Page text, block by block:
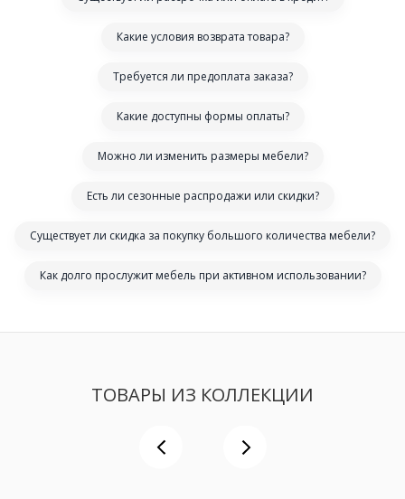
Какие условия возврата товара?
Требуется ли предоплата заказа?
Какие доступны формы оплаты?
Можно ли изменить размеры мебели?
Есть ли сезонные распродажи или скидки?
Существует ли скидка за покупку большого количества мебели?
Как долго прослужит мебель при активном использовании?
ТОВАРЫ ИЗ КОЛЛЕКЦИИ